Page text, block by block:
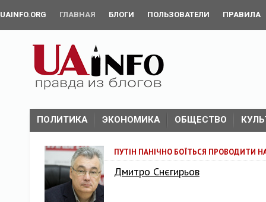
UAINFO.ORG ГЛАВНАЯ БЛОГИ ПОЛЬЗОВАТЕЛИ ПРАВИЛА
ПОЛИТИКА ЭКОНОМИКА ОБЩЕСТВО
ПУТІН ПАНІЧНО БОЇТЬСЯ ПРОВОДИТИ
Дмитро Снєгирьов